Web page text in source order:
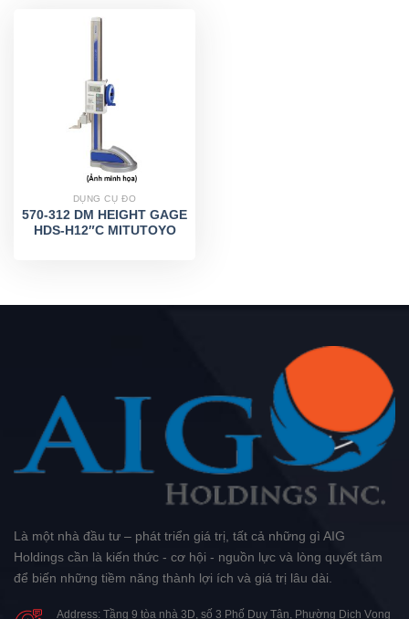
DỤNG CỤ ĐO
570-312 DM HEIGHT GAGE
HDS-H12″C MITUTOYO
Là một nhà đầu tư – phát triển giá trị, tất cả những gì AIG
Holdings cần là kiến thức - cơ hội - nguồn lực và lòng quyết tâm
để biến những tiềm năng thành lợi ích và giá trị lâu dài.
Address: Tầng 9 tòa nhà 3D, số 3 Phố Duy Tân, Phường Dịch Vọng